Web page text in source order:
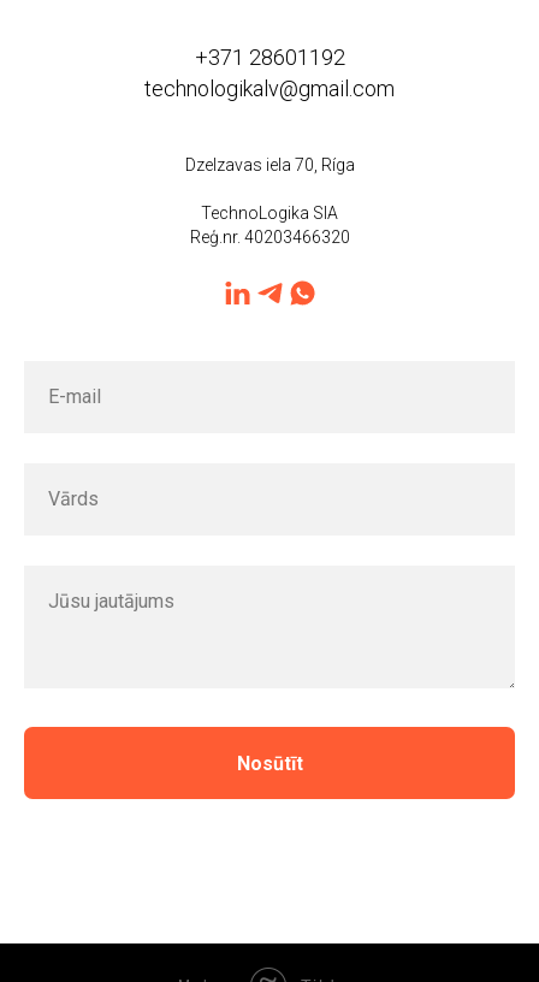
+371 28601192
technologikalv@gmail.com
Dzelzavas iela 70, Ríga
TechnoLogika SIA
Reģ.nr. 40203466320
E-mail
Vārds
Jūsu jautājums
Nosūtīt